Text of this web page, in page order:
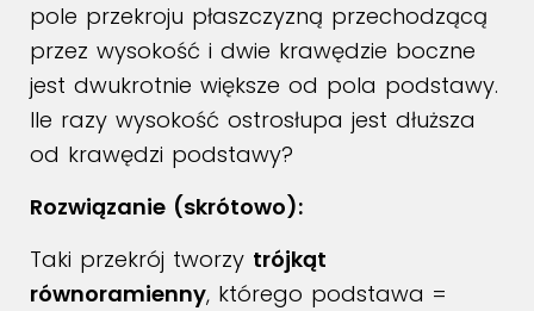
pole przekroju płaszczyzną przechodzącą
przez wysokość i dwie krawędzie boczne
jest dwukrotnie większe od pola podstawy.
Ile razy wysokość ostrosłupa jest dłuższa
od krawędzi podstawy?
Rozwiązanie (skrótowo):
Taki przekrój tworzy trójkąt
równoramienny, którego podstawa =